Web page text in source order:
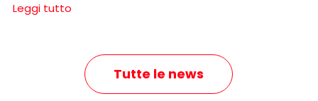
Leggi tutto
Tutte le news